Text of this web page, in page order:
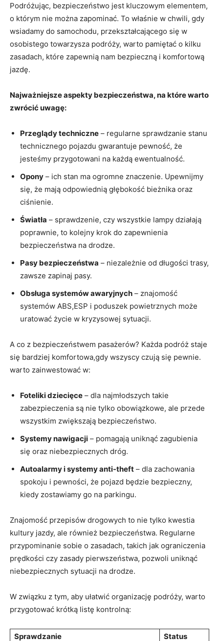
Podróżując, bezpieczeństwo jest kluczowym elementem,
o którym nie można zapominać. To właśnie w chwili, gdy
wsiadamy do samochodu, przekształcającego się w
osobistego towarzysza podróży, warto pamiętać o kilku
zasadach, które zapewnią nam bezpieczną i komfortową
jazdę.
Najważniejsze aspekty bezpieczeństwa, na które warto
zwrócić uwagę:
Przeglądy techniczne – regularne sprawdzanie stanu
technicznego pojazdu gwarantuje pewność, że
jesteśmy przygotowani na każdą ewentualność.
Opony – ich stan ma ogromne znaczenie. Upewnijmy
się, że mają odpowiednią głębokość bieżnika oraz
ciśnienie.
Światła – sprawdzenie, czy wszystkie lampy działają
poprawnie, to kolejny krok do zapewnienia
bezpieczeństwa na drodze.
Pasy bezpieczeństwa – niezależnie od długości trasy,
zawsze zapinaj pasy.
Obsługa systemów awaryjnych – znajomość
systemów ABS,ESP i poduszek powietrznych może
uratować życie w kryzysowej sytuacji.
A co z bezpieczeństwem pasażerów? Każda podróż staje
się bardziej komfortowa,gdy wszyscy czują się pewnie.
warto zainwestować w:
Foteliki dziecięce – dla najmłodszych takie
zabezpieczenia są nie tylko obowiązkowe, ale przede
wszystkim zwiększają bezpieczeństwo.
Systemy nawigacji – pomagają uniknąć zagubienia
się oraz niebezpiecznych dróg.
Autoalarmy i systemy anti-theft – dla zachowania
spokoju i pewności, że pojazd będzie bezpieczny,
kiedy zostawiamy go na parkingu.
Znajomość przepisów drogowych to nie tylko kwestia
kultury jazdy, ale również bezpieczeństwa. Regularne
przypominanie sobie o zasadach, takich jak ograniczenia
prędkości czy zasady pierwszeństwa, pozwoli uniknąć
niebezpiecznych sytuacji na drodze.
W związku z tym, aby ułatwić organizację podróży, warto
przygotować krótką listę kontrolną:
Sprawdzanie
Status